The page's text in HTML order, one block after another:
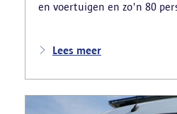
en voertuigen en zo'n 80
beslag genomen. Daarnaast
motorblokken en
Lees meer